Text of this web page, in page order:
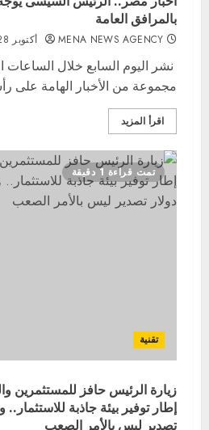
بالمرافق العامة
MENA NEWS AGENCY أكتوبر 28, 2022
نشر اليوم السابع خلال الساعات
مجموعة من الأخبار الهامة على
اقرأ المزيد
تمت قراءة 1 دقيقة
تقنية
زيارة الرئيس حافز
تصدير ليس بالأمر الصعب